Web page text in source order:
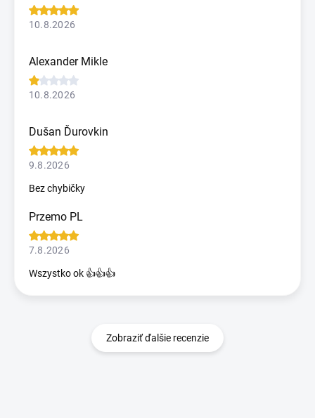
10.8.2026
Alexander Mikle
10.8.2026
Dušan Ďurovkin
9.8.2026
Bez chybičky
Przemo PL
7.8.2026
Wszystko ok 👍👍👍
Zobraziť ďalšie recenzie